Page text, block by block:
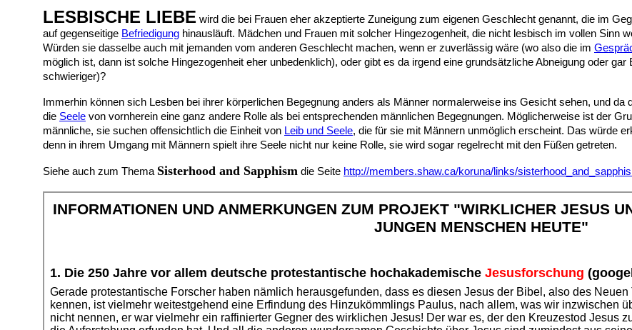
LESBISCHE LIEBE wird die bei Frauen eher akzeptierte Zuneigung zum eigenen Geschlecht genannt, die im
auf gegenseitige Befriedigung hinausläuft. Mädchen und Frauen mit solcher Hingezogenheit, die nicht lesbisch im vollen Sinn
Würden sie dasselbe auch mit jemanden vom anderen Geschlecht machen, wenn er zuverlässig wäre (wo also die im
möglich ist, dann ist solche Hingezogenheit eher unbedenklich), oder gibt es da irgend eine grundsätzliche Abneigung oder
schwieriger)?
Immerhin können sich Lesben bei ihrer körperlichen Begegnung anders als Männer normalerweise ins Gesicht sehen, und
die Seele von vornherein eine ganz andere Rolle als bei entsprechenden männlichen Begegnungen. Möglicherweise ist der
männliche, sie suchen offensichtlich die Einheit von Leib und Seele, die für sie mit Männern unmöglich erscheint. Das würde
denn in ihrem Umgang mit Männern spielt ihre Seele nicht nur keine Rolle, sie wird sogar regelrecht mit den Füßen getreten.
Siehe auch zum Thema Sisterhood and Sapphism die Seite http://members.shaw.ca/koruna/links/